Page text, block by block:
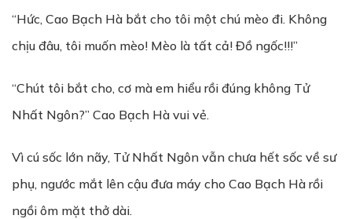
“Hức, Cao Bạch Hà bắt cho tôi một chú mèo đi. Không
chịu đâu, tôi muốn mèo! Mèo là tất cả! Đồ ngốc!!!”
“Chút tôi bắt cho, cơ mà em hiểu rồi đúng không Tử
Nhất Ngôn?” Cao Bạch Hà vui vẻ.
Vì cú sốc lớn nãy, Tử Nhất Ngôn vẫn chưa hết sốc về sư
phụ, ngước mắt lên cậu đưa máy cho Cao Bạch Hà rồi
ngồi ôm mặt thở dài.